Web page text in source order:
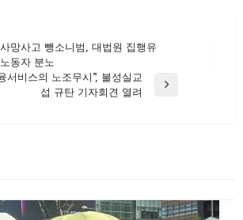
망사고 뺑소니범, 대법원 집행유
동자 분노
서비스의 노조무시”, 불성실교
섭 규탄 기자회견 열려